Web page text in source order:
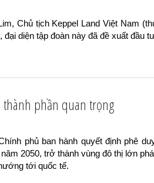
Chủ tịch Keppel Land Việt Nam
đại diện tập đoàn này đã đề xuất đầu
phần quan trọng
phủ ban hành quyết định phê
2050, trở thành vùng đô thị lớn
tới quốc tế.